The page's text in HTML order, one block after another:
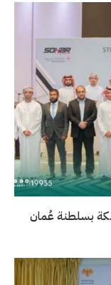
بسلطنة عُمان